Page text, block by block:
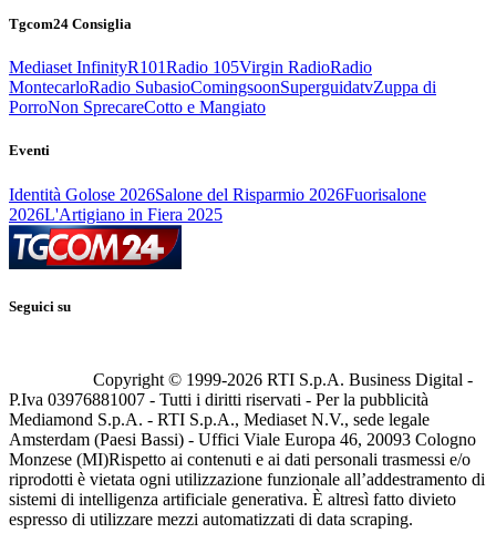
Tgcom24 Consiglia
Mediaset InfinityR101Radio 105Virgin RadioRadio
MontecarloRadio SubasioComingsoonSuperguidatvZuppa di
PorroNon SprecareCotto e Mangiato
Eventi
Identità Golose 2026Salone del Risparmio 2026Fuorisalone
2026L'Artigiano in Fiera 2025
Seguici su
Copyright © 1999-2026 RTI S.p.A. Business Digital -
P.Iva 03976881007 - Tutti i diritti riservati - Per la pubblicità
Mediamond S.p.A. - RTI S.p.A., Mediaset N.V., sede legale
Amsterdam (Paesi Bassi) - Uffici Viale Europa 46, 20093 Cologno
Monzese (MI)Rispetto ai contenuti e ai dati personali trasmessi e/o
riprodotti è vietata ogni utilizzazione funzionale all’addestramento di
sistemi di intelligenza artificiale generativa. È altresì fatto divieto
espresso di utilizzare mezzi automatizzati di data scraping.